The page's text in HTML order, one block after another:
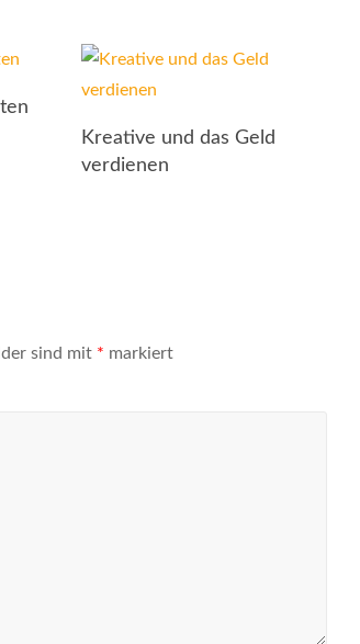
Kreative und das Geld
verdienen
sind mit * markiert